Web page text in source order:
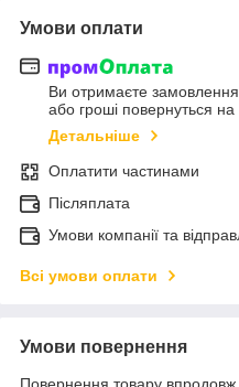
Умови оплати
Ви отримаєте замовлення
або гроші повернуться на
Детальніше
Оплатити частинами
Післяплата
Умови компанії та
Всі умови оплати
Умови повернення